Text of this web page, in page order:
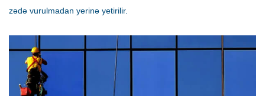
zədə vurulmadan yerinə yetirilir.